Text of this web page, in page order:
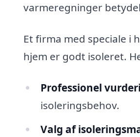
varmeregninger
Et firma med speciale i
hjem er godt isoleret.
Professionel
isoleringsbehov.
Valg af